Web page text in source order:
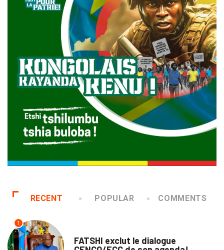
RECENT POPULAR COMMENTS
1
FATSHI exclut le dialogue